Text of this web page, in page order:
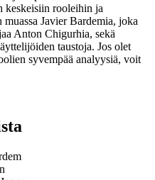
rooleihin ja
Javier Bardemia, joka
Anton Chigurhia, sekä
taustoja. Jos olet
syvempää analyysiä, voit